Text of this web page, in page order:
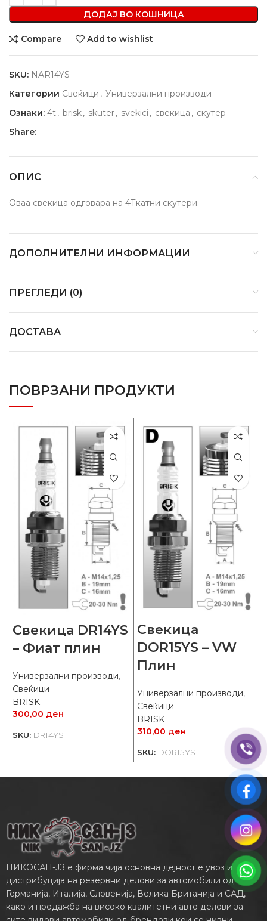
ДОДАЈ ВО КОШНИЦА
Compare Add to wishlist
SKU: NAR14YS
Категории Свеќици , Универзални производи
Ознаки: 4t, brisk, skuter, svekici , свекица , скутер
Share:
ОПИС
Оваа свекица одговара на 4Ткатни скутери.
ДОПОЛНИТЕЛНИ ИНФОРМАЦИИ
ПРЕГЛЕДИ (0)
ДОСТАВА
ПОВРЗАНИ ПРОДУКТИ
Свекица DR14YS
– Фиат плин
Универзални производи,
Свеќици
BRISK
300,00 ден
SKU: DR14YS
Свекица
DOR15YS – VW
Плин
Универзални производи,
Свеќици
BRISK
310,00 ден
SKU: DOR15YS
НИКОСАН-ЈЗ е фирма чија основна дејност е увоз и
дистрибуција на резервни делови за автомобили од
Германија, Италија, Словенија, Велика Британија и САД,
како и продажба на високо квалитетни авто делови за